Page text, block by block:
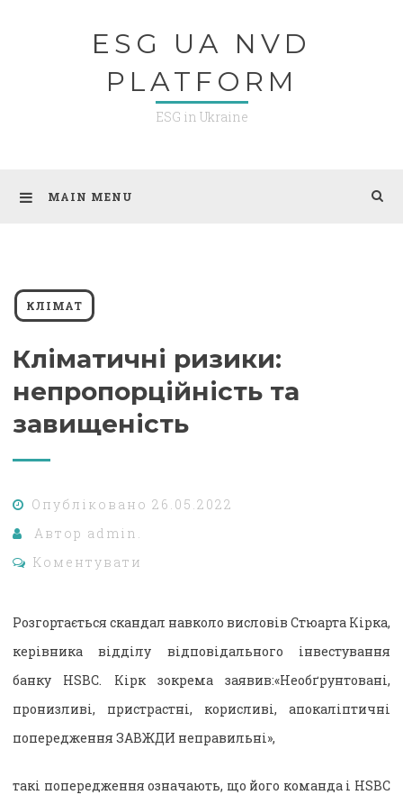
ESG UA NVD
PLATFORM
ESG in Ukraine
MAIN MENU
КЛІМАТ
Кліматичні ризики:
непропорційність та
завищеність
Опубліковано 26.05.2022
Автор admin.
Коментувати
Розгортається скандал навколо висловів Стюарта Кірка,
керівника відділу відповідального інвестування
банку HSBC. Кірк зокрема заявив:«Необґрунтовані,
пронизливі, пристрастні, корисливі, апокаліптичні
попередження ЗАВЖДИ неправильні»,
такі попередження означають, що його команда і HSBC